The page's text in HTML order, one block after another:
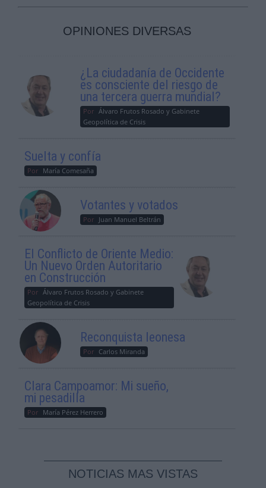
OPINIONES DIVERSAS
¿La ciudadanía de Occidente
es consciente del riesgo de
una tercera guerra mundial?
Por Álvaro Frutos Rosado y Gabinete
Geopolítica de Crisis
Suelta y confía
Por María Comesaña
Votantes y votados
Por Juan Manuel Beltrán
El Conflicto de Oriente Medio:
Un Nuevo Orden Autoritario
en Construcción
Por Álvaro Frutos Rosado y Gabinete
Geopolítica de Crisis
Reconquista leonesa
Por Carlos Miranda
Clara Campoamor: Mi sueño,
mi pesadilla
Por María Pérez Herrero
NOTICIAS MAS VISTAS